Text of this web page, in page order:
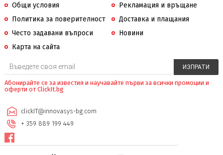
Общи условия
Рекламация и връщане
Политика за поверителност
Доставка и плащания
Често задавани въпроси
Новини
Карта на сайта
Абонирайте се за известия и научавайте първи за всички промоции и
оферти от ClickIt.bg
clickIT@innovasys-bg.com
+ 359 889 199 449